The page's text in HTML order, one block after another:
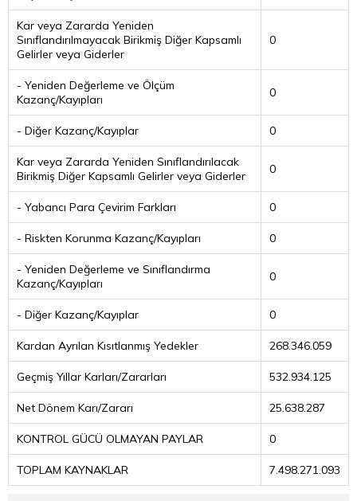
Kar veya Zararda Yeniden
Sınıflandırılmayacak Birikmiş Diğer Kapsamlı
Gelirler veya Giderler
0
- Yeniden Değerleme ve Ölçüm
Kazanç/Kayıpları
0
- Diğer Kazanç/Kayıplar 0
Kar veya Zararda Yeniden Sınıflandırılacak
Birikmiş Diğer Kapsamlı Gelirler veya Giderler
0
- Yabancı Para Çevirim Farkları 0
- Riskten Korunma Kazanç/Kayıpları 0
- Yeniden Değerleme ve Sınıflandırma
Kazanç/Kayıpları
0
- Diğer Kazanç/Kayıplar 0
Kardan Ayrılan Kısıtlanmış Yedekler 268.346.059
Geçmiş Yıllar Karları/Zararları 532.934.125
Net Dönem Karı/Zararı 25.638.287
KONTROL GÜCÜ OLMAYAN PAYLAR 0
TOPLAM KAYNAKLAR 7.498.271.093